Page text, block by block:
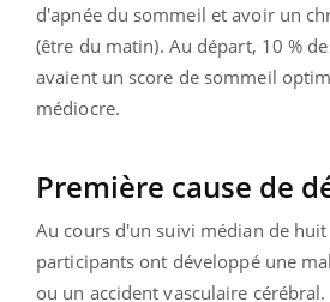
d'apnée du sommeil et avoir un
(être du matin). Au départ, 10 %
avaient un score de sommeil
médiocre.
Première cause de
Au cours d'un suivi médian de
participants ont développé une
ou un accident vasculaire